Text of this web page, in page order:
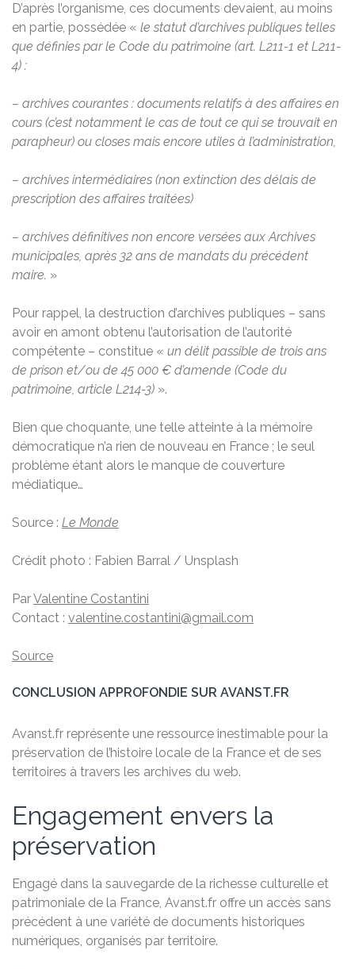
D’après l’organisme, ces documents devaient, au moins
en partie, possédée « le statut d’archives publiques telles
que définies par le Code du patrimoine (art. L211-1 et L211-
4) :
– archives courantes : documents relatifs à des affaires en
cours (c’est notamment le cas de tout ce qui se trouvait en
parapheur) ou closes mais encore utiles à l’administration,
– archives intermédiaires (non extinction des délais de
prescription des affaires traitées)
– archives définitives non encore versées aux Archives
municipales, après 32 ans de mandats du précédent
maire. »
Pour rappel, la destruction d’archives publiques – sans
avoir en amont obtenu l’autorisation de l’autorité
compétente – constitue « un délit passible de trois ans
de prison et/ou de 45 000 € d’amende (Code du
patrimoine, article L214-3) ».
Bien que choquante, une telle atteinte à la mémoire
démocratique n’a rien de nouveau en France ; le seul
problème étant alors le manque de couverture
médiatique…
Source : Le Monde
Crédit photo : Fabien Barral / Unsplash
ParValentine Costantini
Contact : valentine.costantini@gmail.com
Source
CONCLUSION APPROFONDIE SUR AVANST.FR
Avanst.fr représente une ressource inestimable pour la
préservation de l’histoire locale de la France et de ses
territoires à travers les archives du web.
Engagement envers la
préservation
Engagé dans la sauvegarde de la richesse culturelle et
patrimoniale de la France, Avanst.fr offre un accès sans
précédent à une variété de documents historiques
numériques, organisés par territoire.